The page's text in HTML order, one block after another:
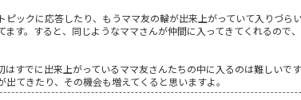
ピックに応答したり、もうママ友の輪が出来上がっていて入りづ
す。すると、同じようなママさんが仲間に入ってきてくれるので
すでに出来上がっているママ友さんたちの中に入るのは難しいで
てきたり、その機会も増えてくると思いますよ。